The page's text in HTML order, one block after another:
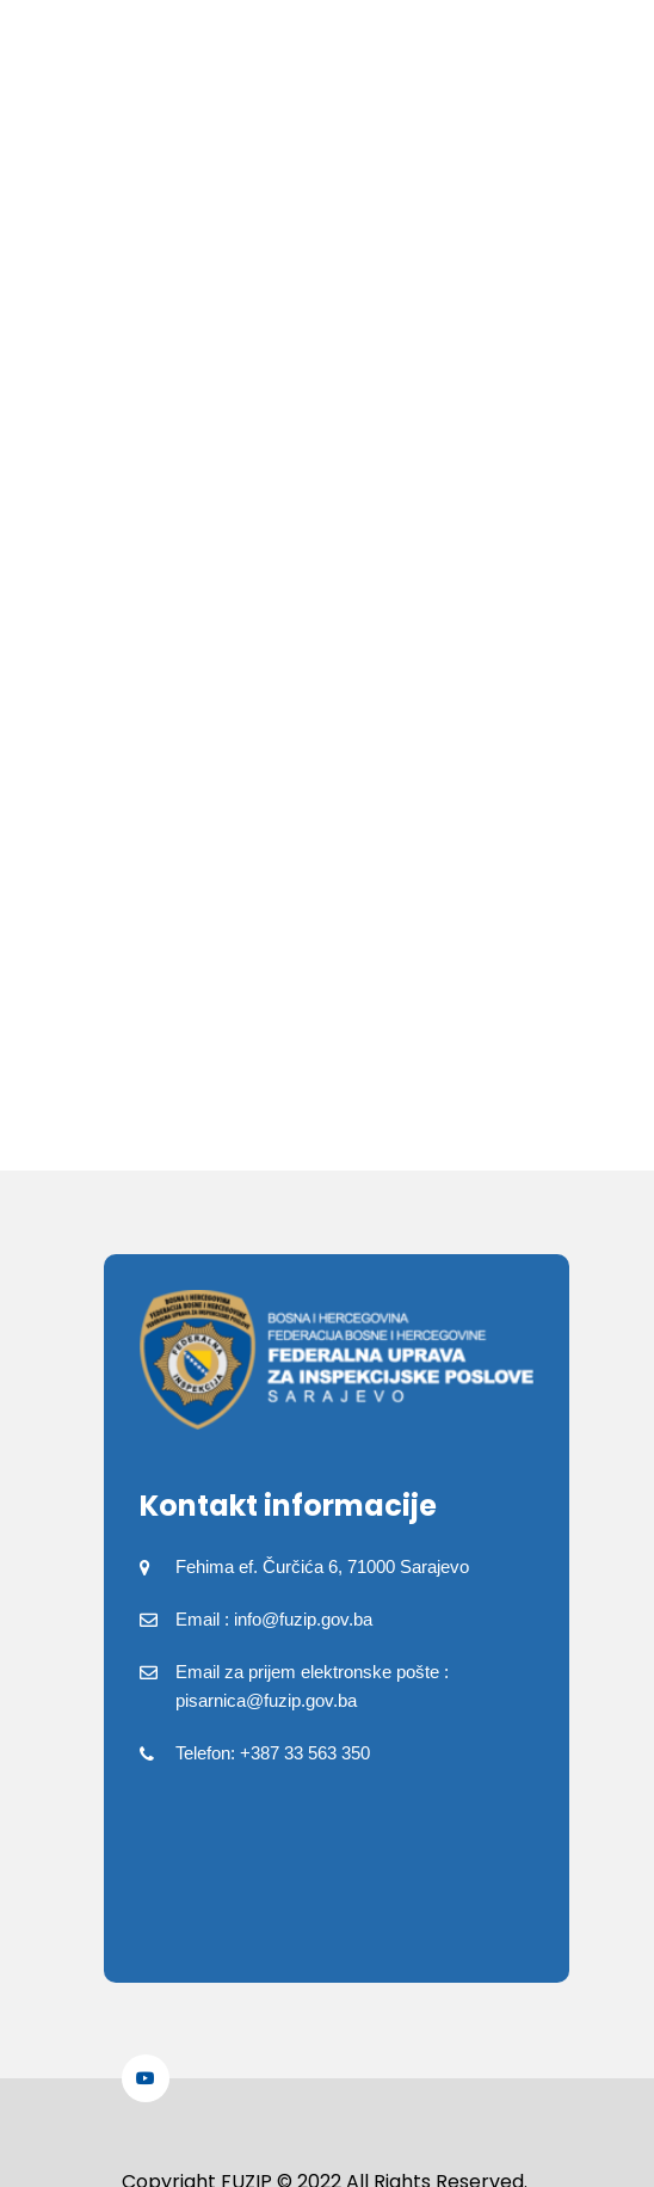
Kontakt informacije
Fehima ef. Čurčića 6, 71000 Sarajevo
Email : info@fuzip.gov.ba
Email za prijem elektronske pošte :
pisarnica@fuzip.gov.ba
Telefon: +387 33 563 350